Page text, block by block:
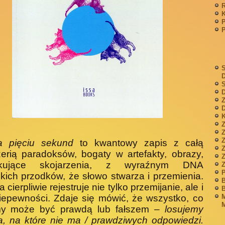
pięciu sekundto kwantowy zapis z całą
paradoksów, bogaty w artefakty, obrazy,
skojarzenia, z wyraźnym DNA
przodków, że słowo stwarza i przemienia.
cierpliwie rejestruje nie tylko przemijanie, ale i
Zdaje się mówić, że wszystko, co
może być prawdą lub fałszem – losujemy
na które nie ma / prawdziwych odpowiedzi.